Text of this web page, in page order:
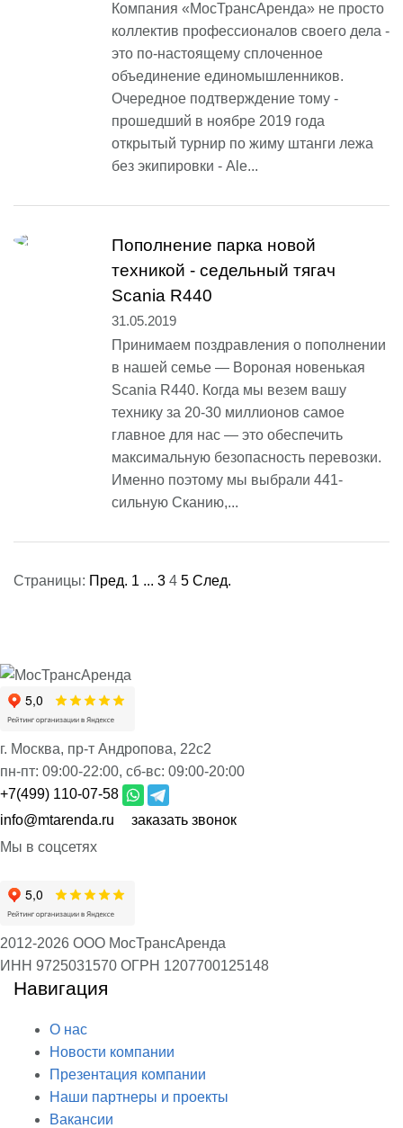
Компания «МосТрансАренда» не просто
коллектив профессионалов своего дела -
это по-настоящему сплоченное
объединение единомышленников.
Очередное подтверждение тому -
прошедший в ноябре 2019 года
открытый турнир по жиму штанги лежа
без экипировки - Ale...
Пополнение парка новой
техникой - седельный тягач
Scania R440
31.05.2019
Принимаем поздравления о пополнении
в нашей семье — Вороная новенькая
Scania R440. Когда мы везем вашу
технику за 20-30 миллионов самое
главное для нас — это обеспечить
максимальную безопасность перевозки.
Именно поэтому мы выбрали 441-
сильную Сканию,...
Страницы: Пред. 1 ... 3 4 5 След.
г. Москва, пр-т Андропова, 22с2
пн-пт: 09:00-22:00, сб-вс: 09:00-20:00
+7(499) 110-07-58
info@mtarenda.ru
заказать звонок
Мы в соцсетях
2012-2026 ООО МосТрансАренда
ИНН 9725031570 ОГРН 1207700125148
Навигация
О нас
Новости компании
Презентация компании
Наши партнеры и проекты
Вакансии